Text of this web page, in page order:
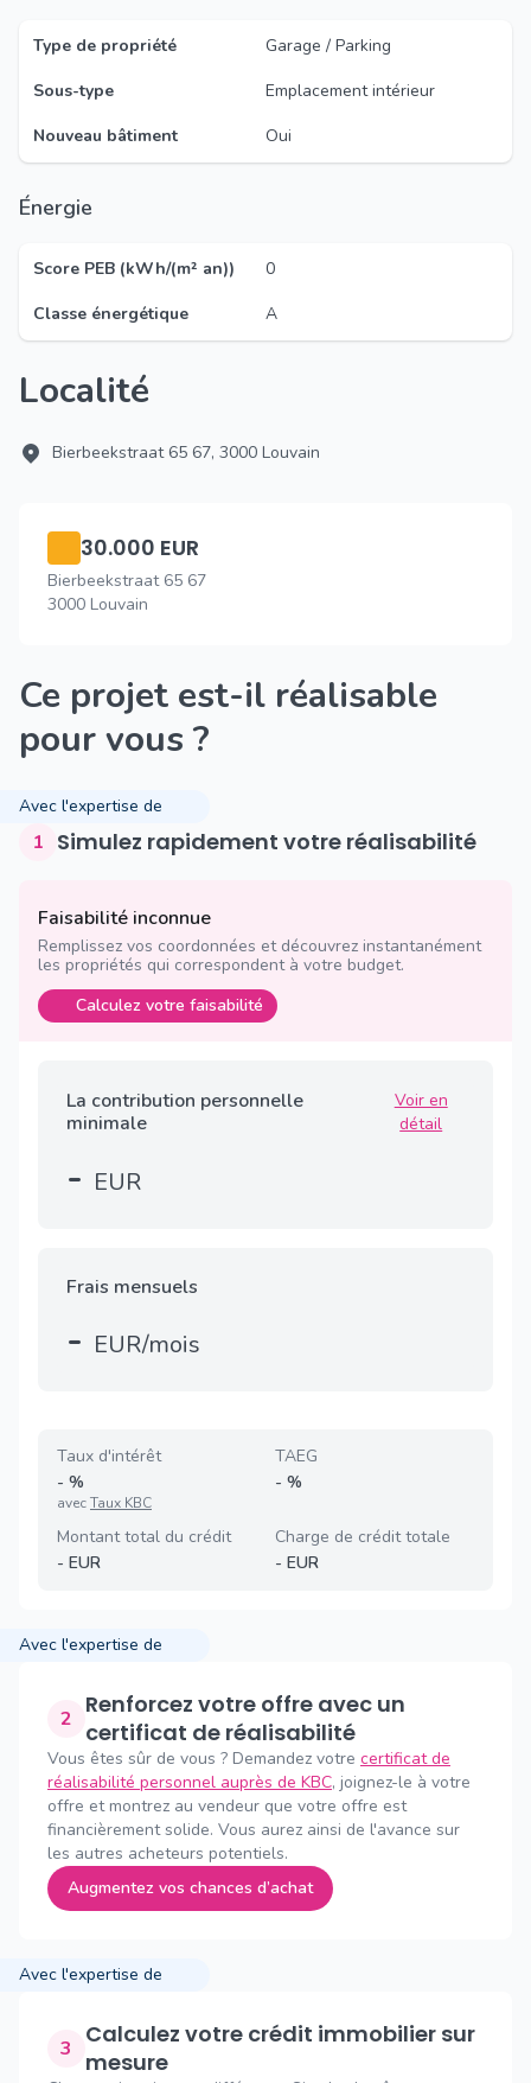
Type de propriété
Garage / Parking
Sous-type
Emplacement intérieur
Nouveau bâtiment
Oui
Énergie
Score PEB (kWh/(m² an))
0
Classe énergétique
A
Localité
Bierbeekstraat 65 67, 3000 Louvain
30.000 EUR
Bierbeekstraat 65 67
3000 Louvain
Ce projet est-il réalisable
pour vous ?
Avec l'expertise de
1 Simulez rapidement votre réalisabilité
Faisabilité inconnue
Remplissez vos coordonnées et découvrez instantanément
les propriétés qui correspondent à votre budget.
Calculez votre faisabilité
La contribution personnelle
minimale
Voir en
détail
- EUR
Frais mensuels
- EUR/mois
Taux d'intérêt
- %
avecTaux KBC
TAEG
- %
Montant total du crédit
- EUR
Charge de crédit totale
- EUR
Avec l'expertise de
2 Renforcez votre offre avec un
certificat de réalisabilité
Vous êtes sûr de vous ? Demandez votre certificat de
réalisabilité personnel auprès de KBC, joignez-le à votre
offre et montrez au vendeur que votre offre est
financièrement solide. Vous aurez ainsi de l'avance sur
les autres acheteurs potentiels.
Augmentez vos chances d’achat
Avec l'expertise de
3
Calculez votre crédit immobilier sur
mesure